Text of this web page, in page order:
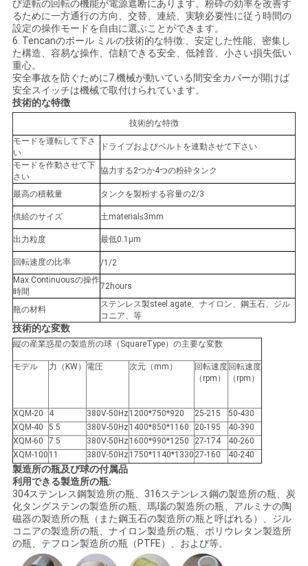
イ
バ
シ
ー
ポ
リ
シ
ー
び逆転の回転の機能が電源遮断にあります。粉砕の効率を改善す
るために一方通行の方向、交替、連続、実験必要性に従う時間の
設定の操作モードを自由に選ぶことができます。
6. Tencanのボール ミルの技術的な特徴:、安定した性能、密集し
た構造、容易な操作、信頼できる安全、低雑音、小さい損失低い
重心。
安全事故を防ぐために7.機械が動いている間安全カバーが開けば
安全スイッチは機械で取付けられています。
技術的な特徴
技術的な特徴
モードを運転して下さ
い
ドライブおよびベルトを連動させて下さい
モードを作動させて下
さい
協力する2つか4つの粉砕タンク
最高の積載量 タンクを製粉する容量の2/3
供給のサイズ 土material≤3mm
出力粒度 最低0.1μm
回転速度の比率
/1/2
Max.Continuousの操作
時間
72hours
瓶の材料
ステンレス製steel.agate、ナイロン、鋼玉石、ジル
コニア、等
技術的な変数
縦の産業惑星の製造所の球（SquareType）の主要な変数
モデル 力（KW） 電圧 次元（mm）
回転速度
（rpm）
回転速度
（rpm）
XQM-20 4 380V-50Hz 1200*750*920 25-215
50-430
XQM-40
5.5 380V-50Hz 1400*850*1160 20-195
40-390
XQM-60
7.5 380V-50Hz 1600*990*1250 27-174
40-260
XQM-100 11 380V-50Hz 1750*1140*1330 27-160 40-240
製造所の瓶及び球の付属品
利用できる製造所の瓶:
304ステンレス鋼製造所の瓶、316ステンレス鋼の製造所の瓶、炭
化タングステンの製造所の瓶、瑪瑙の製造所の瓶、アルミナの陶
磁器の製造所の瓶（また鋼玉石の製造所の瓶と呼ばれる）、ジル
コニアの製造所の瓶、ナイロン製造所の瓶、ポリウレタン製造所
の瓶、テフロン製造所の瓶（PTFE）、および等。